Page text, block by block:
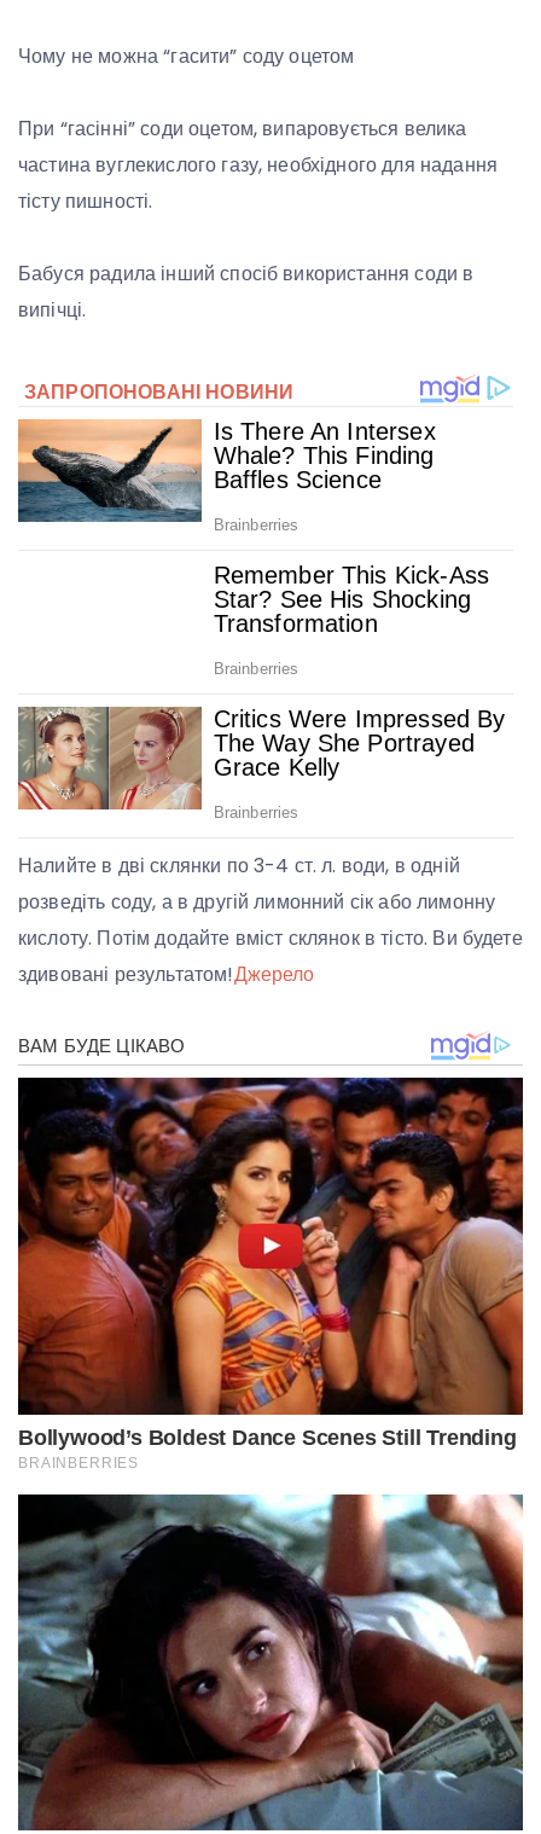
Чому не можна “гасити” соду оцетом
При “гасінні” соди оцетом, випаровується велика
частина вуглекислого газу, необхідного для надання
тісту пишності.
Бабуся радила інший спосіб використання соди в
випічці.
Налийте в дві склянки по 3-4 ст. л. води, в одній
розведіть соду, а в другій лимонний сік або лимонну
кислоту. Потім додайте вміст склянок в тісто. Ви будете
здивовані результатом!Джерело